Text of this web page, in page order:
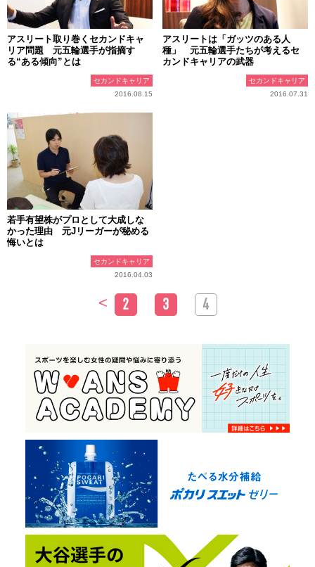
アスリート取り巻くセカンドキャ
リア問題 元五輪選手が指摘す
る“ある傾向”とは
セカンドキャリア
2016.08.15
アスリートは「ガッツのある人
種」 元五輪選手たちが考えるセ
カンドキャリアの武器
セカンドキャリア
2016.07.31
若手有望株がプロとして大成しな
かった理由 元Jリーガーが秘める
悔いとは
セカンドキャリア
2016.04.03
< 2 3 4